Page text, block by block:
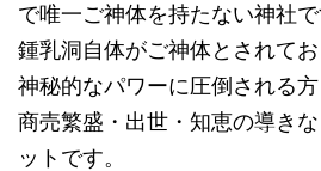
で唯一ご神体を持たない神社で
鍾乳洞自体がご神体とされて
神秘的なパワーに圧倒される方
商売繁盛・出世・知恵の導き
ットです。